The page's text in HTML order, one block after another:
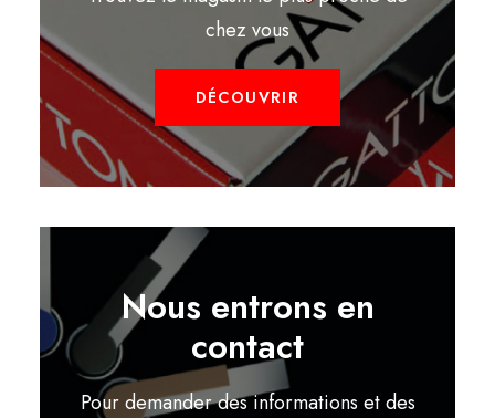
chez vous
DÉCOUVRIR
Nous entrons en
contact
Pour demander des informations et des